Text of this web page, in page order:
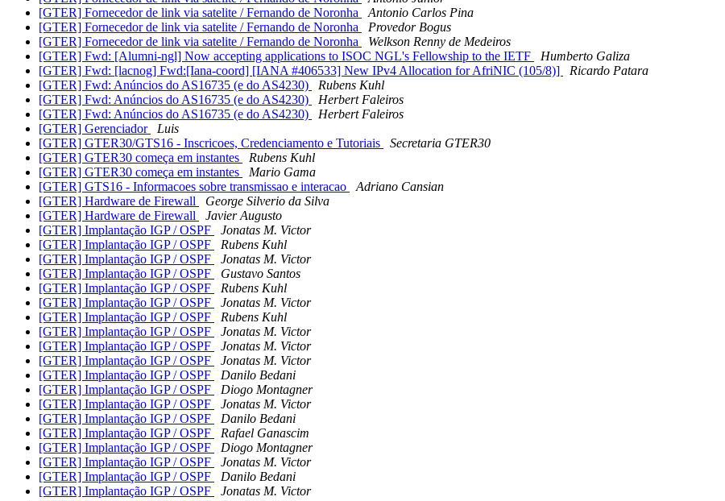
[GTER] Fornecedor de link via satelite / Fernando de Noronha
Antonio Carlos Pina
[GTER] Fornecedor de link via satelite / Fernando de Noronha
Provedor Bogus
[GTER] Fornecedor de link via satelite / Fernando de Noronha
Welkson Renny de Medeiros
[GTER] Fwd: [Alumni-ngl] Now accepting applications to ISOC NGL's Fellowship to the IETF
Humberto Galiza
[GTER] Fwd: [lacnog] Fwd:[Iana-coord] [IANA #406533] New IPv4 Allocation for AfriNIC (105/8)]
Ricardo Patara
[GTER] Fwd: Anúncios do AS16735 (e do AS4230)
Rubens Kuhl
[GTER] Fwd: Anúncios do AS16735 (e do AS4230)
Herbert Faleiros
[GTER] Fwd: Anúncios do AS16735 (e do AS4230)
Herbert Faleiros
[GTER] Gerenciador
Luis
[GTER] GTER30/GTS16 - Inscricoes, Credenciamento e Tutoriais
Secretaria GTER30
[GTER] GTER30 começa em instantes
Rubens Kuhl
[GTER] GTER30 começa em instantes
Mario Gama
[GTER] GTS16 - Informacoes sobre transmissao e interacao
Adriano Cansian
[GTER] Hardware de Firewall
George Silverio da Silva
[GTER] Hardware de Firewall
Javier Augusto
[GTER] Implantação IGP / OSPF
Jonatas M. Victor
[GTER] Implantação IGP / OSPF
Rubens Kuhl
[GTER] Implantação IGP / OSPF
Jonatas M. Victor
[GTER] Implantação IGP / OSPF
Gustavo Santos
[GTER] Implantação IGP / OSPF
Rubens Kuhl
[GTER] Implantação IGP / OSPF
Jonatas M. Victor
[GTER] Implantação IGP / OSPF
Rubens Kuhl
[GTER] Implantação IGP / OSPF
Jonatas M. Victor
[GTER] Implantação IGP / OSPF
Jonatas M. Victor
[GTER] Implantação IGP / OSPF
Jonatas M. Victor
[GTER] Implantação IGP / OSPF
Danilo Bedani
[GTER] Implantação IGP / OSPF
Diogo Montagner
[GTER] Implantação IGP / OSPF
Jonatas M. Victor
[GTER] Implantação IGP / OSPF
Danilo Bedani
[GTER] Implantação IGP / OSPF
Rafael Ganascim
[GTER] Implantação IGP / OSPF
Diogo Montagner
[GTER] Implantação IGP / OSPF
Jonatas M. Victor
[GTER] Implantação IGP / OSPF
Danilo Bedani
[GTER] Implantação IGP / OSPF
Jonatas M. Victor